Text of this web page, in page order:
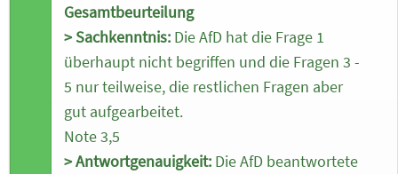
Gesamtbeurteilung
> Sachkenntnis: Die AfD hat die Frage 1
überhaupt nicht begriffen und die Fragen 3 -
5 nur teilweise, die restlichen Fragen aber
gut aufgearbeitet.
Note 3,5
> Antwortgenauigkeit: Die AfD beantwortete